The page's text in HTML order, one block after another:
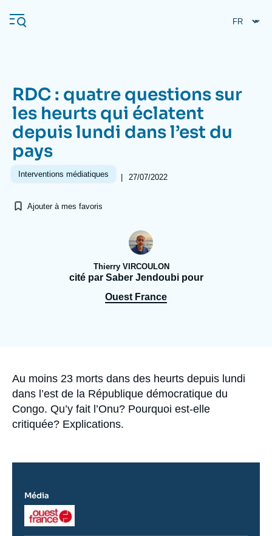
au
contenu
Navigation
principale
L'Ifri
Analyses
Se connecter
RDC : quatre questions sur
les heurts qui éclatent
depuis lundi dans l’est du
pays
Interventions médiatiques | 27/07/2022
Ajouter à mes favoris
Thierry VIRCOULON
cité par Saber Jendoubi pour
Ouest France
Accroche
Au moins 23 morts dans des heurts depuis lundi
dans l’est de la République démocratique du
Congo. Qu’y fait l’Onu? Pourquoi est-elle
critiquée? Explications.
Média
Logo